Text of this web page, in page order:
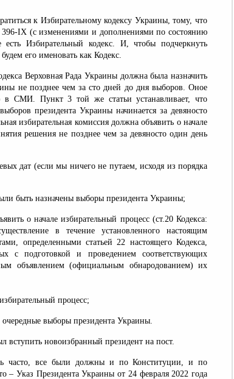
к Избирательному кодексу Украины, тому, что
396-IX (с изменениями и дополнениями по состоянию
Избирательный кодекс. И, чтобы подчеркнуть
его именовать как Кодекс.
Верховная Рада Украины должна была назначить
не позднее чем за сто дней до дня выборов. Оное
в СМИ. Пункт 3 той же статьи устанавливает, что
президента Украины начинается за девяносто
избирательная комиссия должна объявить о начале
решения не позднее чем за девяносто один день
дат (если мы ничего не путаем, исходя из порядка
быть назначены выборы президента Украины;
о начале избирательный процесс (ст.20 Кодекса:
в течение установленного настоящим
определенными статьей 22 настоящего Кодекса,
с подготовкой и проведением соответствующих
объявлением (официальным обнародованием) их
процесс;
выборы президента Украины.
вступить новоизбранный президент на пост.
часто, все были должны и по Конституции, и по
– Указ Президента Украины от 24 февраля 2022 года